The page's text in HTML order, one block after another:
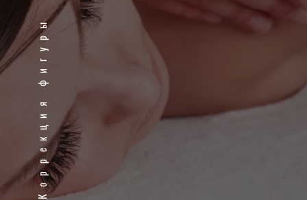
Коррекция фигуры